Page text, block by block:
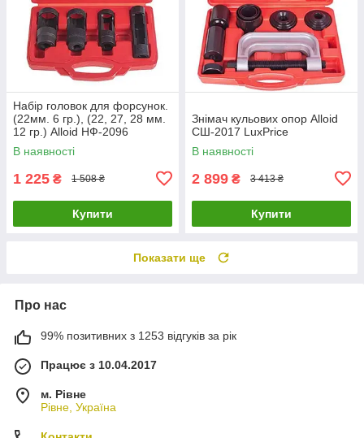
Набір головок для форсунок.
(22мм. 6 гр.), (22, 27, 28 мм.
12 гр.) Alloid НФ-2096
LuxPrice
В наявності
1 225 ₴ 1 508 ₴
Купити
Знімач кульових опор Alloid
СШ-2017 LuxPrice
В наявності
2 899 ₴ 3 413 ₴
Купити
Показати ще
Про нас
99% позитивних з 1253 відгуків за рік
Працює з 10.04.2017
м. Рівне
Рівне, Україна